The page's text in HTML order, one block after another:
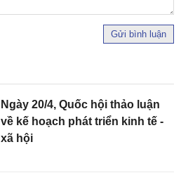
Gửi bình luận
Ngày 20/4, Quốc hội thảo luận
về kế hoạch phát triển kinh tế -
xã hội